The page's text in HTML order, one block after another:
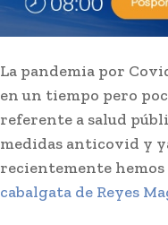
La pandemia por
en un tiempo pero
referente a salud
medidas anticovid y
recientemente
cabalgata de Reyes